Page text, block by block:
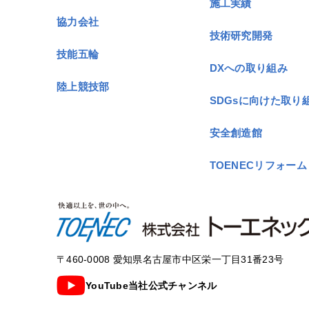
協力会社
技能五輪
陸上競技部
施工実績
技術研究開発
DXへの取り組み
SDGsに向けた取り
安全創造館
TOENECリフォーム
〒460-0008 愛知県名古屋市中区栄一丁目31番23号
YouTube当社公式チャンネル